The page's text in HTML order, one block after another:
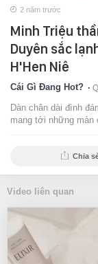
2 năm trước
Minh Triệu
Duyên sắc
H'Hen Niê
Cái Gì Đang Hot?
Dàn chân dài đình
mang tới những màn
Chia
Video liên quan